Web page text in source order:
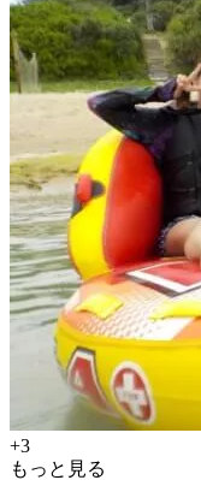
+3
もっと見る